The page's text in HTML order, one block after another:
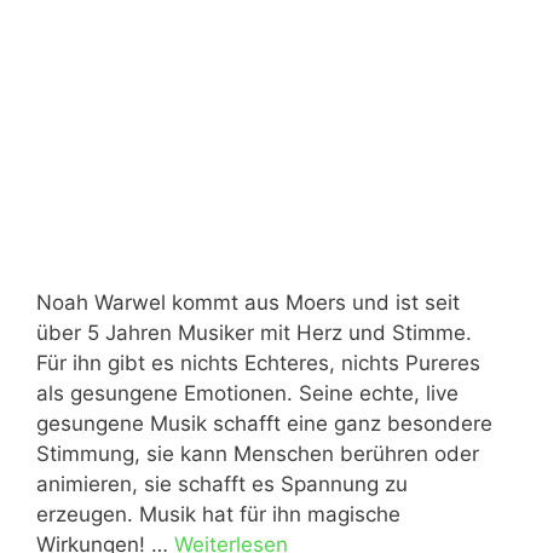
Noah Warwel kommt aus Moers und ist seit
über 5 Jahren Musiker mit Herz und Stimme.
Für ihn gibt es nichts Echteres, nichts Pureres
als gesungene Emotionen. Seine echte, live
gesungene Musik schafft eine ganz besondere
Stimmung, sie kann Menschen berühren oder
animieren, sie schafft es Spannung zu
erzeugen. Musik hat für ihn magische
Wirkungen! … Weiterlesen